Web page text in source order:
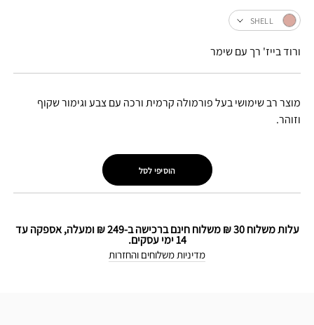
מוצר רב שימושי בעל פורמולה קרמית ורכה עם צבע וגימור שקוף
וזוהר.
SHELL
ורוד בייז' רך עם שימר
הוסיפי לסל
עלות משלוח 30 ₪ משלוח חינם ברכישה ב-249 ₪ ומעלה, אספקה עד
14 ימי עסקים.
מדיניות משלוחים והחזרות